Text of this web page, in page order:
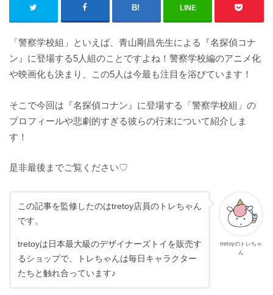
LINE
「警察学校組」といえば、青山剛昌先生による『名探偵コナ
ン』に登場する5人組のことですよね！警察学校編のアニメ化
や映画化も決まり、この5人は今最も注目を浴びています！
そこで今回は『名探偵コナン』に登場する「警察学校組」の
プロフィールや悲劇的すぎる彼らの行末について紹介しま
す！
是非最後までご覧ください♡
tretoyのトレちゃ
ん
この記事を監修したのはtretoy店員のトレちゃん
です。
tretoyは日本最大級のデザイナーズトイを販売す
るショップで、トレちゃんは毎日キャラクター
たちと触れ合っています♪